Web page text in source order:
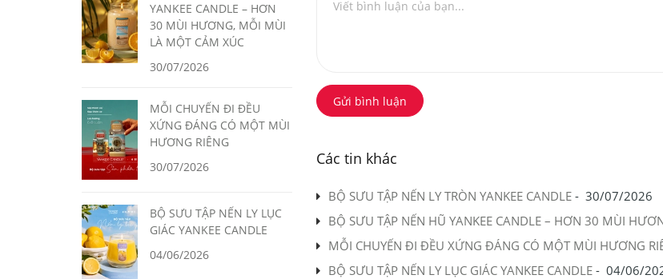
Gửi bình luận
Các tin khác
BỘ SƯU TẬP NẾN LY TRÒN YANKEE CANDLE- 30/07/2026
BỘ SƯU TẬP NẾN HŨ YANKEE CANDLE – HƠN 30 MÙI
MỖI CHUYẾN ĐI ĐỀU XỨNG ĐÁNG CÓ MỘT MÙI HƯƠNG
BỘ SƯU TẬP NẾN LY LỤC GIÁC YANKEE CANDLE- 04/06/
YANKEE CANDLE – HƠN
30 MÙI HƯƠNG, MỖI MÙI
LÀ MỘT CẢM XÚC
30/07/2026
MỖI CHUYẾN ĐI ĐỀU
XỨNG ĐÁNG CÓ MỘT MÙI
HƯƠNG RIÊNG
30/07/2026
BỘ SƯU TẬP NẾN LY LỤC
GIÁC YANKEE CANDLE
04/06/2026